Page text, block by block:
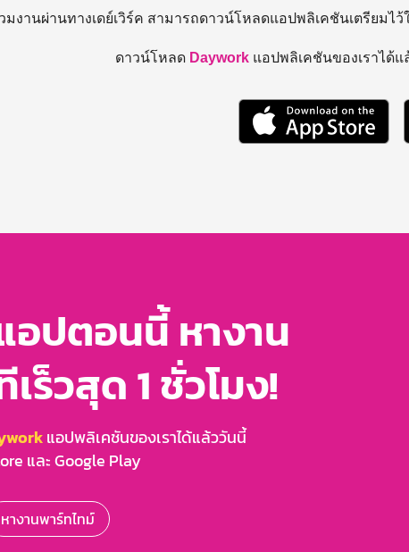
มงานผ่านทางเดย์เวิร์ค สามารถดาวน์โหลดแอปพลิเคชันเตรียมไว้
ดาวน์โหลด Daywork แอปพลิเคชันของเราได้แ
อปตอนนี้ หางาน
ร็วสุด 1 ชั่วโมง!
แอปพลิเคชันของเราได้แล้ววันนี้
และ Google Play
หางานพาร์ทไทม์